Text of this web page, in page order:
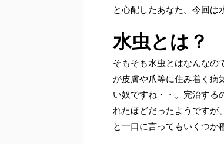
と心配したあなた。今回は
水虫とは？
そもそも水虫とはなんなの
が皮膚や爪等に住み着く病
い奴ですね・・。完治する
れたほどだったようですが
と一口に言ってもいくつか